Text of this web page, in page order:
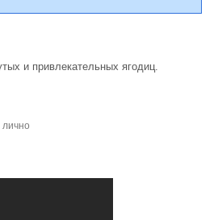
и привлекательных ягодиц.
лично